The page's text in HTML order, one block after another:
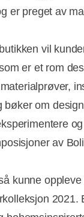
er preget av
vil
er et rom
bøker om
av
kunne
2021.